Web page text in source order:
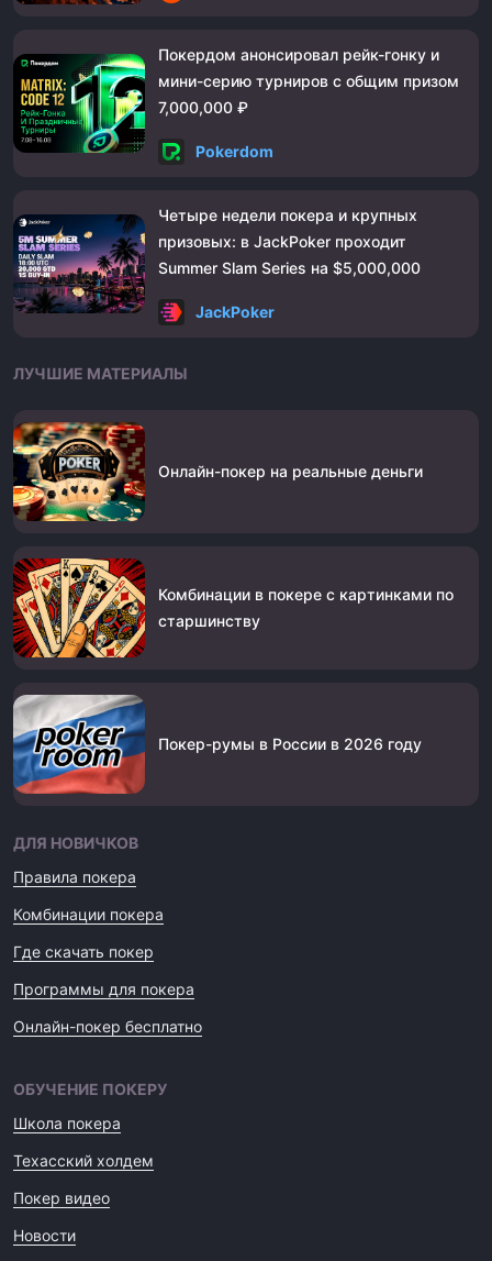
Покердом анонсировал рейк-гонку и
мини-серию турниров с общим призом
7,000,000 ₽
Pokerdom
Четыре недели покера и крупных
призовых: в JackPoker проходит
Summer Slam Series на $5,000,000
JackPoker
ЛУЧШИЕ МАТЕРИАЛЫ
Онлайн-покер на реальные деньги
Комбинации в покере с картинками по
старшинству
Покер-румы в России в 2026 году
ДЛЯ НОВИЧКОВ
Правила покера
Комбинации покера
Где скачать покер
Программы для покера
Онлайн-покер бесплатно
ОБУЧЕНИЕ ПОКЕРУ
Школа покера
Техасский холдем
Покер видео
Новости